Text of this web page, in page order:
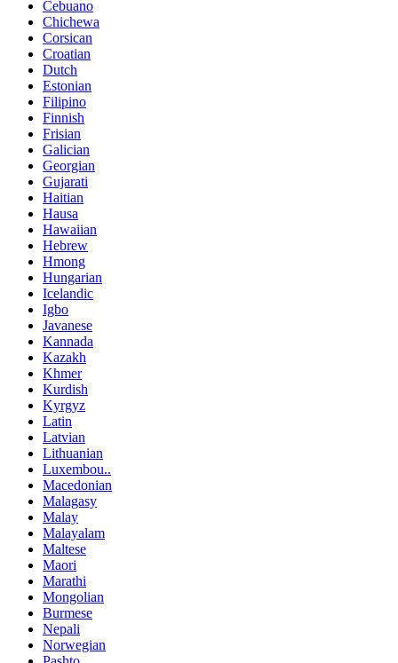
Cebuano
Chichewa
Corsican
Croatian
Dutch
Estonian
Filipino
Finnish
Frisian
Galician
Georgian
Gujarati
Haitian
Hausa
Hawaiian
Hebrew
Hmong
Hungarian
Icelandic
Igbo
Javanese
Kannada
Kazakh
Khmer
Kurdish
Kyrgyz
Latin
Latvian
Lithuanian
Luxembou..
Macedonian
Malagasy
Malay
Malayalam
Maltese
Maori
Marathi
Mongolian
Burmese
Nepali
Norwegian